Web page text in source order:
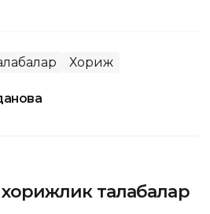
Хориж
талабалар